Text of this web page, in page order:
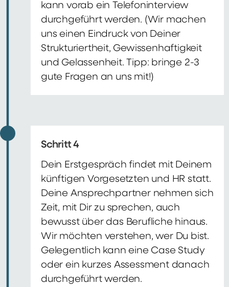
kann vorab ein Telefoninterview
durchgeführt werden. (Wir machen
uns einen Eindruck von Deiner
Strukturiertheit, Gewissenhaftigkeit
und Gelassenheit. Tipp: bringe 2-3
gute Fragen an uns mit!)
Schritt 4
Dein Erstgespräch findet mit Deinem
künftigen Vorgesetzten und HR statt.
Deine Ansprechpartner nehmen sich
Zeit, mit Dir zu sprechen, auch
bewusst über das Berufliche hinaus.
Wir möchten verstehen, wer Du bist.
Gelegentlich kann eine Case Study
oder ein kurzes Assessment danach
durchgeführt werden.